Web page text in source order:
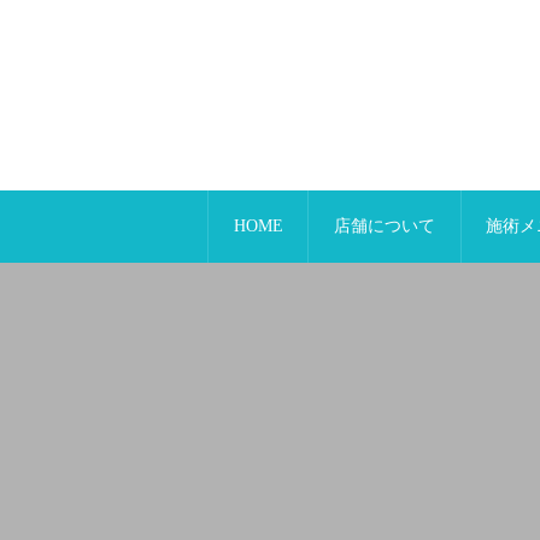
HOME 店舗について 施術メ